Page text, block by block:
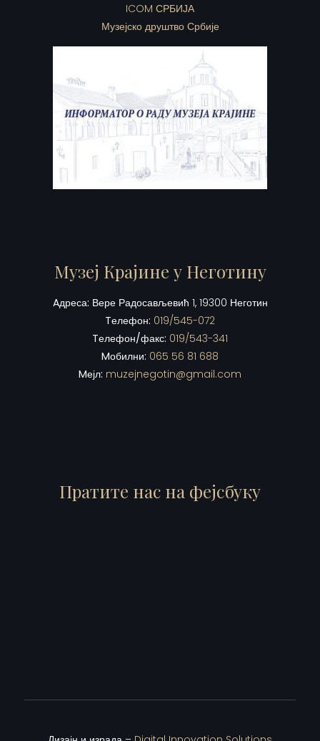
ICOM СРБИЈА
Музејско друштво Србије
Музеј Крајине у Неготину
Aдреса: Вере Радосављевић 1, 19300 Неготин
Tелефон: 019/545-072
Tелефон/факс: 019/543-341
Mобилни: 065 56 81 688
Mејл: muzejnegotin@gmail.com
Пратите нас на фејсбуку